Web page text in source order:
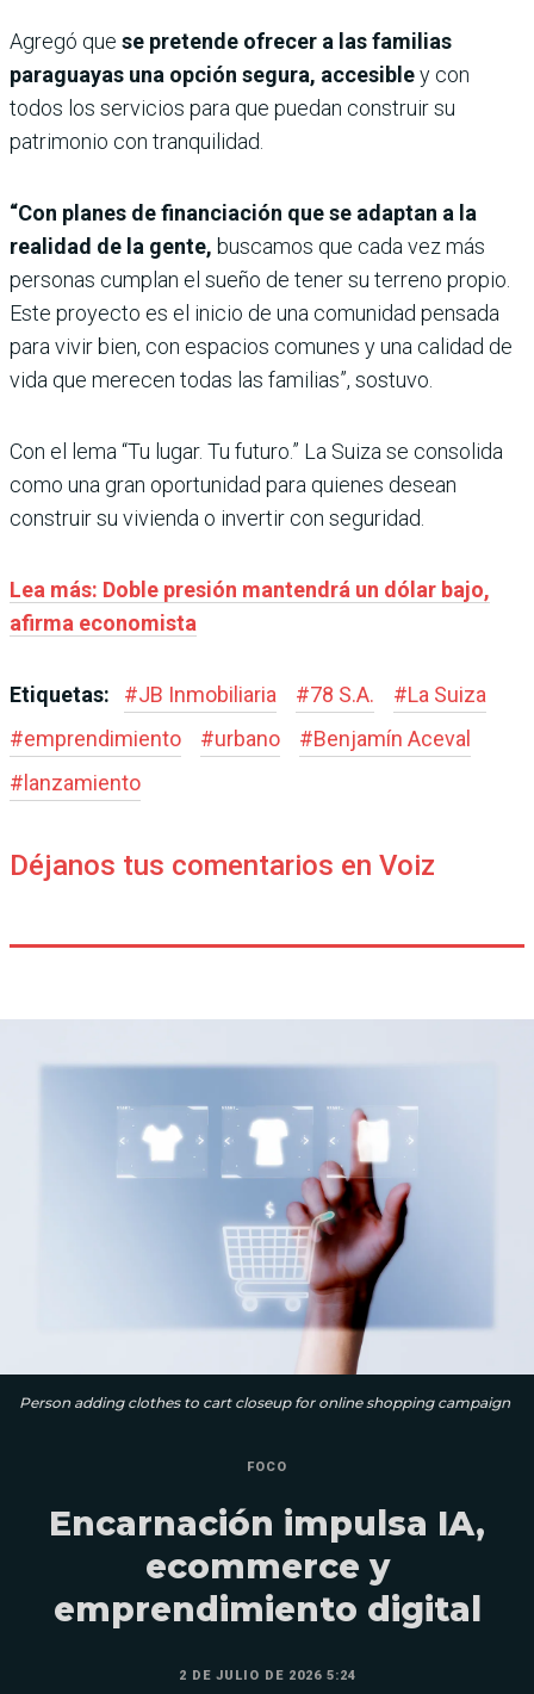
Agregó que se pretende ofrecer a las familias
paraguayas una opción segura, accesibley con
todos los servicios para que puedan construir su
patrimonio con tranquilidad.
“Con planes de financiación que se adaptan a la
realidad de la gente, buscamos que cada vez más
personas cumplan el sueño de tener su terreno propio.
Este proyecto es el inicio de una comunidad pensada
para vivir bien, con espacios comunes y una calidad de
vida que merecen todas las familias”, sostuvo.
Con el lema “Tu lugar. Tu futuro.” La Suiza se consolida
como una gran oportunidad para quienes desean
construir su vivienda o invertir con seguridad.
Lea más: Doble presión mantendrá un dólar bajo,
afirma economista
Etiquetas: #JB Inmobiliaria #78 S.A. #La Suiza
#emprendimiento #urbano #Benjamín Aceval
# lanzamiento
Déjanos tus comentarios en Voiz
Person adding clothes to cart closeup for online shopping campaign
FOCO
Encarnación impulsa IA,
ecommerce y
emprendimiento digital
2 DE JULIO DE 2026 5:24